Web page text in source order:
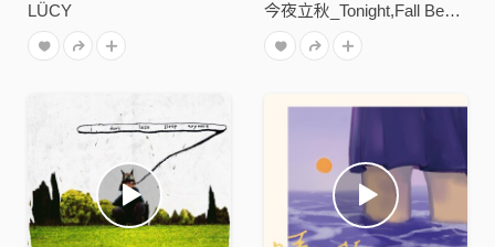
LÜCY 今夜立秋_Tonight,Fall Begins